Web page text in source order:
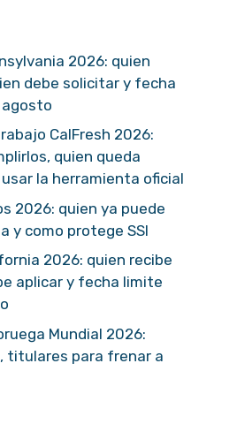
2026: quien
debe solicitar y fecha
agosto
CalFresh 2026:
quien queda
la herramienta oficial
2026: quien ya puede
y como protege SSI
2026: quien recibe
aplicar y fecha limite
Mundial 2026:
titulares para frenar a